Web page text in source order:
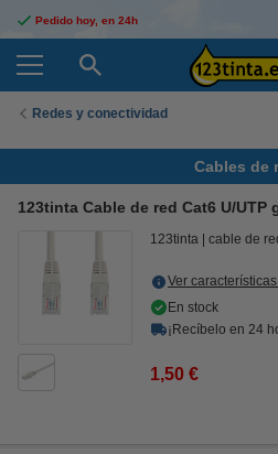
Pedido hoy, en 24h
Redes y conectividad
Cables de
123tinta Cable de red Cat6 U/UTP
123tinta cable de
Ver
En stock
¡Recíbelo en 24
1,50 €